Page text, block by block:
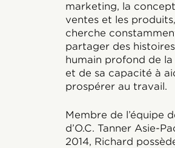
marketing, la
ventes et les
cherche
partager des
humain profond de la
et de sa capacité à
prospérer au travail.
Membre de l’équipe
d’O.C. Tanner Asie-
2014, Richard